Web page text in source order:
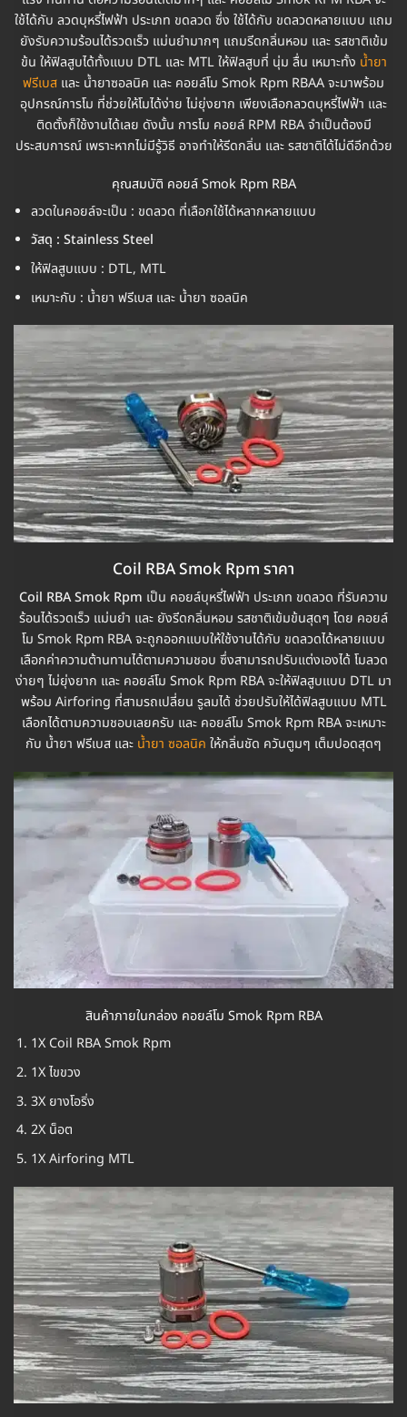
ใช้ได้กับ ลวดบุหรี่ไฟฟ้า ประเภท ขดลวด ซึ่ง ใช้ได้กับ ขดลวดหลายแบบ แถม
ยังรับความร้อนได้รวดเร็ว แม่นยำมากๆ แถมรีดกลิ่นหอม และ รสชาติเข้ม
ข้น ให้ฟิลสูบได้ทั้งแบบ DTL และ MTL ให้ฟิลสูบที่ นุ่ม ลื่น เหมาะทั้ง น้ำยา
ฟรีเบส และ น้ำยาซอลนิค และ คอยล์โม Smok Rpm RBAA จะมาพร้อม
อุปกรณ์การโม ที่ช่วยให้โมได้ง่าย ไม่ยุ่งยาก เพียงเลือกลวดบุหรี่ไฟฟ้า และ
ติดตั้งก็ใช้งานได้เลย ดังนั้น การโม คอยล์ RPM RBA จำเป็นต้องมี
ประสบการณ์ เพราะหากไม่มีรู้วิธี อาจทำให้รีดกลิ่น และ รสชาติได้ไม่ดีอีกด้วย
คุณสมบัติ คอยล์ Smok Rpm RBA
ลวดในคอยล์จะเป็น : ขดลวด ที่เลือกใช้ได้หลากหลายแบบ
วัสดุ : Stainless Steel
ให้ฟิลสูบแบบ : DTL, MTL
เหมาะกับ : น้ำยา ฟรีเบส และ น้ำยา ซอลนิค
Coil RBA Smok Rpm ราคา
Coil RBA Smok Rpm เป็น คอยล์บุหรี่ไฟฟ้า ประเภท ขดลวด ที่รับความ
ร้อนได้รวดเร็ว แม่นยำ และ ยังรีดกลิ่นหอม รสชาติเข้มข้นสุดๆ โดย คอยล์
โม Smok Rpm RBA จะถูกออกแบบให้ใช้งานได้กับ ขดลวดได้หลายแบบ
เลือกค่าความต้านทานได้ตามความชอบ ซึ่งสามารถปรับแต่งเองได้ โมลวด
ง่ายๆ ไม่ยุ่งยาก และ คอยล์โม Smok Rpm RBA จะให้ฟิลสูบแบบ DTL มา
พร้อม Airforing ที่สามรถเปลี่ยน รูลมได้ ช่วยปรับให้ได้ฟิลสูบแบบ MTL
เลือกได้ตามความชอบเลยครับ และ คอยล์โม Smok Rpm RBA จะเหมาะ
กับ น้ำยา ฟรีเบส และ น้ำยา ซอลนิค ให้กลิ่นชัด ควันตูมๆ เต็มปอดสุดๆ
สินค้าภายในกล่อง คอยล์โม Smok Rpm RBA
1X Coil RBA Smok Rpm
1X ไขขวง
3X ยางโอริ่ง
2X น็อต
1X Airforing MTL